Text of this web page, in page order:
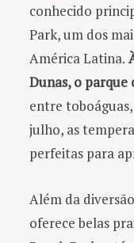
conhecido
Park, um dos
América Latina.
Dunas, o parque
entre toboáguas,
julho, as
perfeitas para
Além da
oferece belas